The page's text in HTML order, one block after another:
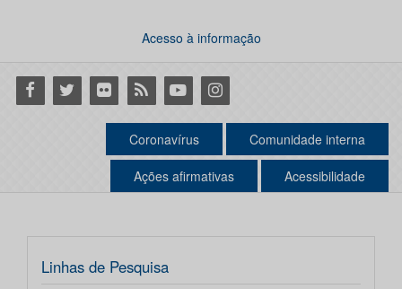
Acesso à informação
Facebook
Twitter Flickr RSS YoutubeInstagram
Coronavírus Comunidade interna
Ações afirmativas Acessibilidade
Linhas de Pesquisa